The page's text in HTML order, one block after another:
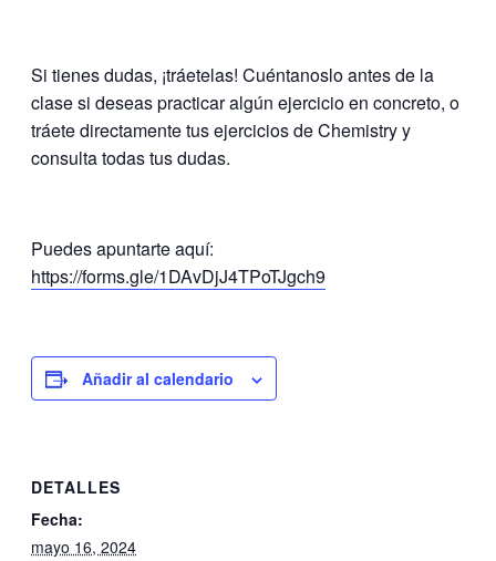
Si tienes dudas, ¡tráetelas! Cuéntanoslo antes de la
clase si deseas practicar algún ejercicio en concreto, o
tráete directamente tus ejercicios de Chemistry y
consulta todas tus dudas.
Puedes apuntarte aquí:
https://forms.gle/1DAvDjJ4TPoTJgch9
Añadir al calendario
DETALLES
Fecha:
mayo 16, 2024